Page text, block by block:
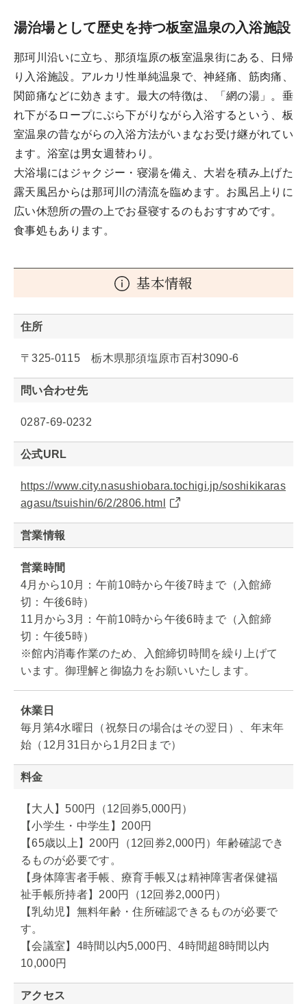
湯治場として歴史を持つ板室温泉の入浴施設
那珂川沿いに立ち、那須塩原の板室温泉街にある、日帰
り入浴施設。アルカリ性単純温泉で、神経痛、筋肉痛、
関節痛などに効きます。最大の特徴は、「網の湯」。垂
れ下がるロープにぶら下がりながら入浴するという、板
室温泉の昔ながらの入浴方法がいまなお受け継がれてい
ます。浴室は男女週替わり。
大浴場にはジャクジー・寝湯を備え、大岩を積み上げた
露天風呂からは那珂川の清流を臨めます。お風呂上りに
広い休憩所の畳の上でお昼寝するのもおすすめです。
食事処もあります。
基本情報
住所
〒325-0115 栃木県那須塩原市百村3090-6
問い合わせ先
0287-69-0232
公式URL
https://www.city.nasushiobara.tochigi.jp/soshikikaras
agasu/tsuishin/6/2/2806.html
営業情報
営業時間
4月から10月：午前10時から午後7時まで（入館締
切：午後6時）
11月から3月：午前10時から午後6時まで（入館締
切：午後5時）
※館内消毒作業のため、入館締切時間を繰り上げて
います。御理解と御協力をお願いいたします。
休業日
毎月第4水曜日（祝祭日の場合はその翌日）、年末年
始（12月31日から1月2日まで）
料金
【大人】500円（12回券5,000円）
【小学生・中学生】200円
【65歳以上】200円（12回券2,000円）年齢確認でき
るものが必要です。
【身体障害者手帳、療育手帳又は精神障害者保健福
祉手帳所持者】200円（12回券2,000円）
【乳幼児】無料年齢・住所確認できるものが必要で
す。
【会議室】4時間以内5,000円、4時間超8時間以内
10,000円
アクセス